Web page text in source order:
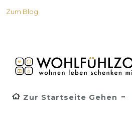
Zum Blog
Zur Startseite Gehen